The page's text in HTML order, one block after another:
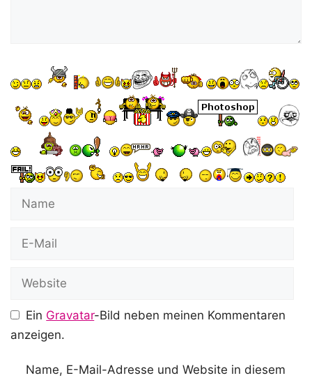
Mail
Ein Gravatar-Bild neben meinen Kommentaren
anzeigen.
Name, E-Mail-Adresse und Website in diesem